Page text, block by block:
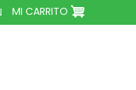
MI CARRITO